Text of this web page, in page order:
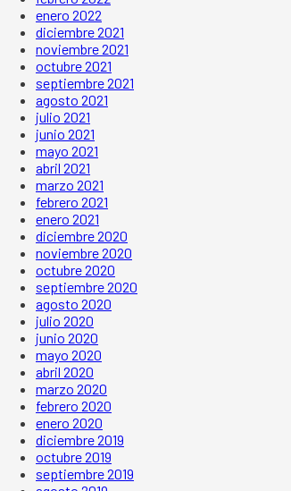
enero 2022
diciembre 2021
noviembre 2021
octubre 2021
septiembre 2021
agosto 2021
julio 2021
junio 2021
mayo 2021
abril 2021
marzo 2021
febrero 2021
enero 2021
diciembre 2020
noviembre 2020
octubre 2020
septiembre 2020
agosto 2020
julio 2020
junio 2020
mayo 2020
abril 2020
marzo 2020
febrero 2020
enero 2020
diciembre 2019
octubre 2019
septiembre 2019